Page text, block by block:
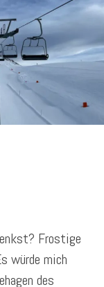
Frostige
würde mich
des